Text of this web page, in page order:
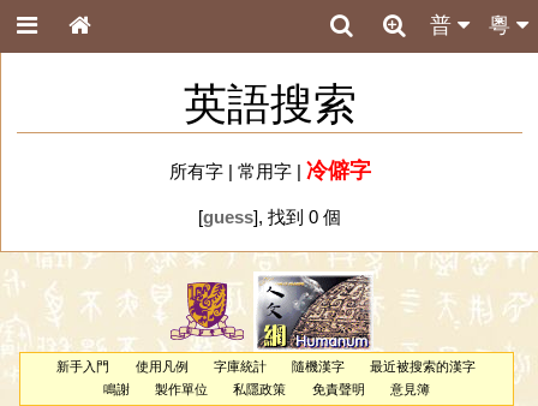
粵
普
英語搜索
所有字| 常用字| 冷僻字
[guess], 找到 0 個
新手入門 使用凡例 字庫統計 隨機漢字
最近被搜索的漢字
鳴謝
製作單位 私隱政策 免責聲明 意見簿